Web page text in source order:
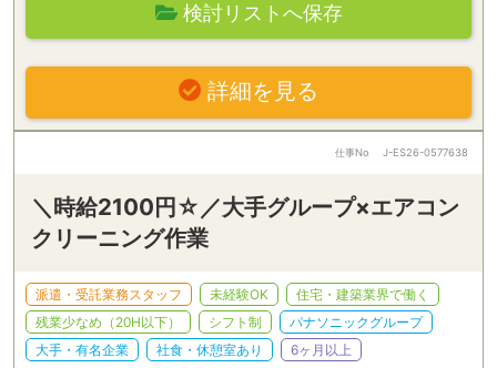
検討リストへ保存
詳細を見る
仕事No J-ES26-0577638
＼時給2100円☆／大手グループ×エアコン
クリーニング作業
派遣・受託業務スタッフ 未経験OK
住宅・建築業界で働く
残業少なめ（20H以下）
シフト制
パナソニックグループ
大手・有名企業
社食・休憩室あり 6ヶ月以上